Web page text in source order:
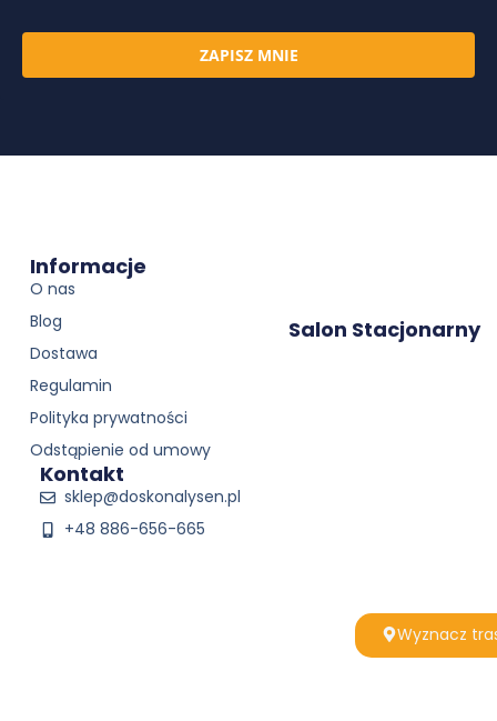
ZAPISZ MNIE
Informacje
O nas
Blog
Dostawa
Regulamin
Polityka prywatności
Odstąpienie od umowy
Kontakt
sklep@doskonalysen.pl
+48 886-656-665
Salon Stacjonarny
Wyznacz